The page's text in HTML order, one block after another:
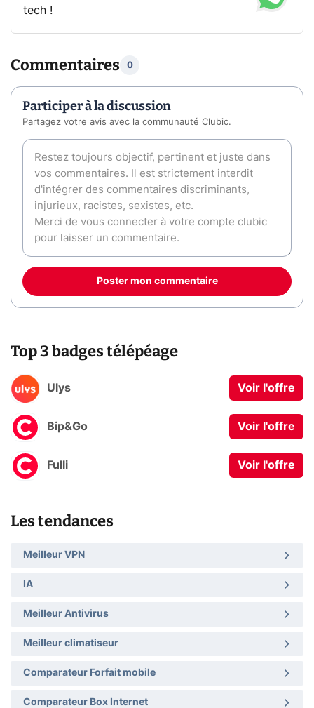
tech !
Commentaires 0
Participer à la discussion
Partagez votre avis avec la communauté Clubic.
Poster mon commentaire
Top 3 badges télépéage
Ulys Voir l'offre
Bip&Go Voir l'offre
Fulli Voir l'offre
Les tendances
Meilleur VPN
IA
Meilleur Antivirus
Meilleur climatiseur
Comparateur Forfait mobile
Comparateur Box Internet